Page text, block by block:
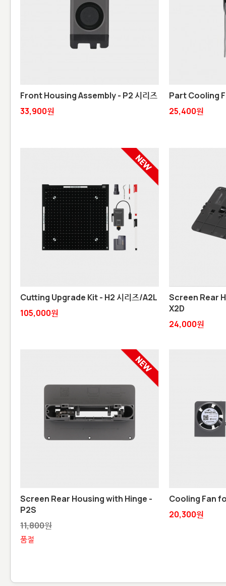
Front Housing Assembly - P2 시리즈
33,900원
Part Cooling
25,400원
Cutting Upgrade Kit - H2 시리즈/A2L
105,000원
Screen Rear
X2D
24,000원
Screen Rear Housing with Hinge -
P2S
11,800원
품절
Cooling Fan
20,300원